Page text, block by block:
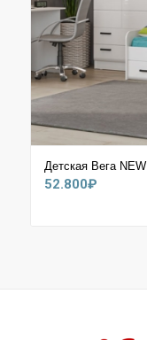
Детская Вега NEW
52.800₽